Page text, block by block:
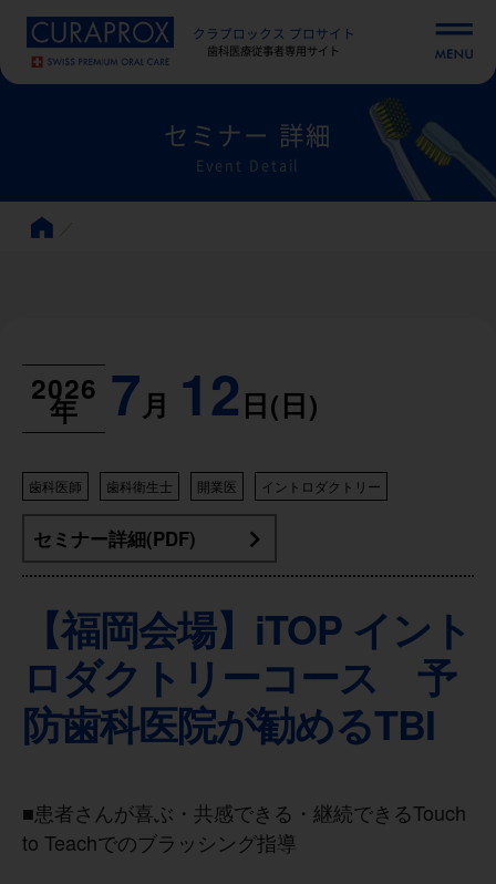
クラプロックス プロサイト
歯科医療従事者専用サイト
セミナー 詳細
Event Detail
2026
年 7月 12日(日)
歯科医師 歯科衛生士 開業医 イントロダクトリー
セミナー詳細(PDF)
【福岡会場】iTOP イント
ロダクトリーコース 予
防歯科医院が勧めるTBI
■患者さんが喜ぶ・共感できる・継続できるTouch
to Teachでのブラッシング指導